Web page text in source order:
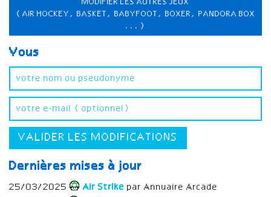
MODIFIER LES AUTRES JEUX
(AIR HOCKEY, BASKET, BABYFOOT, BOXER, PANDORA BOX
...)
Vous
VALIDER LES MODIFICATIONS
Dernières mises à jour
25/03/2025 Air Strike par Annuaire Arcade